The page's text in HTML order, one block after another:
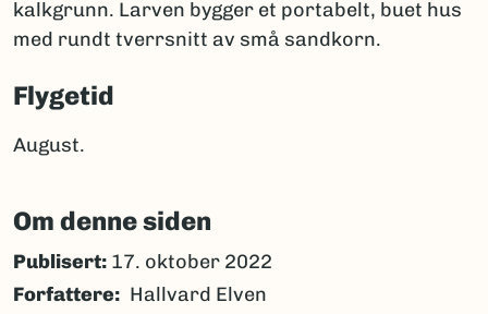
kalkgrunn. Larven bygger et portabelt, buet hus
med rundt tverrsnitt av små sandkorn.
Flygetid
August.
Om denne siden
Publisert: 17. oktober 2022
Forfattere
Hallvard Elven